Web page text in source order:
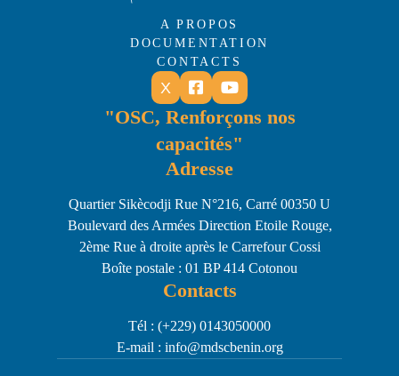
A PROPOS
DOCUMENTATION
CONTACTS
X  
"OSC, Renforçons nos
capacités"
Adresse
Quartier Sikècodji Rue N°216, Carré 00350 U
Boulevard des Armées Direction Etoile Rouge,
2ème Rue à droite après le Carrefour Cossi
Boîte postale : 01 BP 414 Cotonou
Contacts
Tél : (+229) 0143050000
E-mail : info@mdscbenin.org